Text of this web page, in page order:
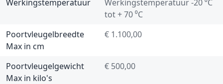
Werkingstemperatuur
Werkingstemperatuur -20 ⁰C
tot + 70 ⁰C
Poortvleugelbreedte
Max in cm
€ 1.100,00
Poortvleugelgewicht
Max in kilo's
€ 500,00